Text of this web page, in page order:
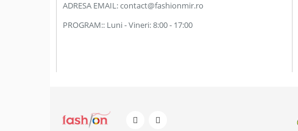
ADRESA EMAIL:contact@fashionmir.ro
PROGRAM:: Luni - Vineri: 8:00 - 17:00